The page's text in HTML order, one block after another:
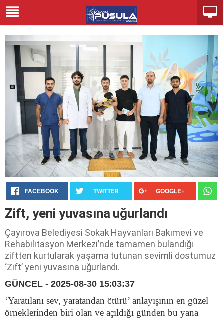
FACEBOOK TWITTER GOOGLE+
Zift, yeni yuvasına uğurlandı
Çayırova Belediyesi Sokak Hayvanları Bakımevi ve
Rehabilitasyon Merkezi’nde tamamen bulandığı
ziftten kurtularak yaşama tutunan sevimli dostumuz
‘Zift’ yeni yuvasına uğurlandı.
GÜNCEL - 2025-08-30 15:03:37
‘Yaratılanı sev, yaratandan ötürü’ anlayışının en güzel
örneklerinden biri olan ve açıldığı günden bu yana